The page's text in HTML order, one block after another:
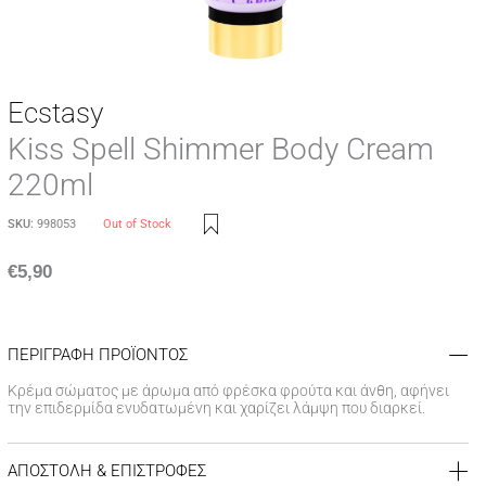
Ecstasy
Kiss Spell Shimmer Body Cream
220ml
SKU: 998053 Out of Stock
€5,90
ΠΕΡΙΓΡΑΦΗ ΠΡΟΪΟΝΤΟΣ
Κρέμα σώματος με άρωμα από φρέσκα φρούτα και άνθη, αφήνει
την επιδερμίδα ενυδατωμένη και χαρίζει λάμψη που διαρκεί.
ΑΠΟΣΤΟΛΗ & ΕΠΙΣΤΡΟΦΕΣ